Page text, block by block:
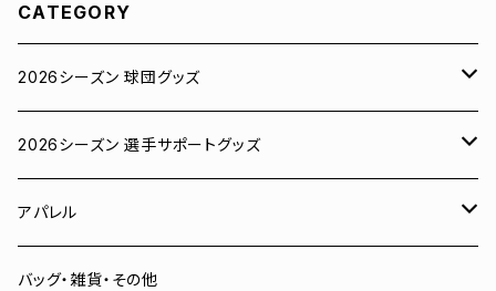
CATEGORY
2026シーズン 球団グッズ
ユニフォーム
Tシャツ
スウェット
2026シーズン 選手サポートグッズ
# 00 蓮
# 0 岡田竜汰
アパレル
スウェット・パーカー
バッグ・雑貨・その他